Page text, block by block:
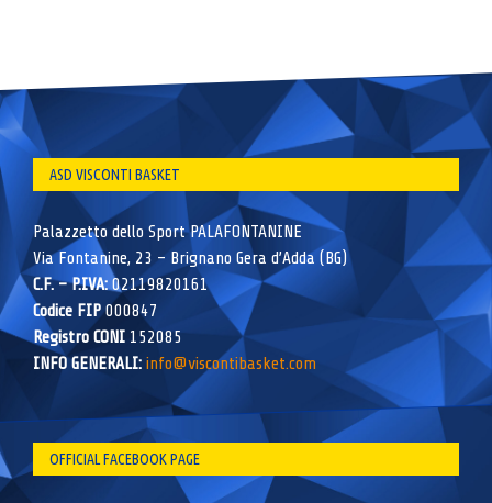
ASD VISCONTI BASKET
Palazzetto dello Sport PALAFONTANINE
Via Fontanine, 23 – Brignano Gera d’Adda (BG)
C.F. – P.IVA:02119820161
Codice FIP000847
Registro CONI 152085
INFO GENERALI: info@viscontibasket.com
OFFICIAL FACEBOOK PAGE